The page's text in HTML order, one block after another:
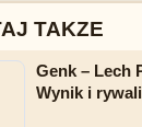
TAKZE
Genk – Lech
Wynik i